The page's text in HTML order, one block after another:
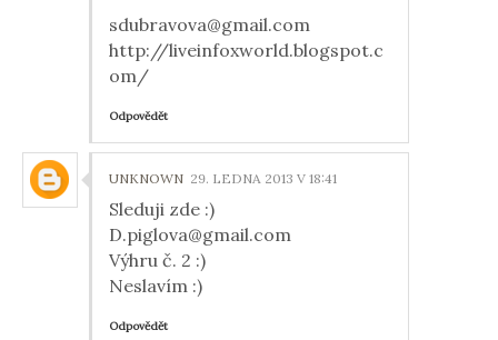
sdubravova@gmail.com
http://liveinfoxworld.blogspot.c
om/
Odpovědět
UNKNOWN 29. LEDNA 2013 V 18:41
Sleduji zde :)
D.piglova@gmail.com
Výhru č. 2 :)
Neslavím :)
Odpovědět